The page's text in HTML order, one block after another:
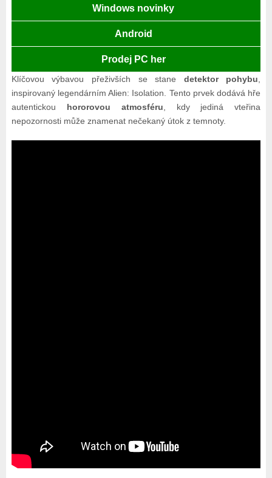
Windows novinky
Android
Prodej PC her
Klíčovou výbavou přeživších se stane detektor pohybu
inspirovaný legendárním Alien: Isolation. Tento prvek dodává hře
autentickou hororovou atmosféru , kdy jediná vteřina
nepozornosti může znamenat nečekaný útok z temnoty.